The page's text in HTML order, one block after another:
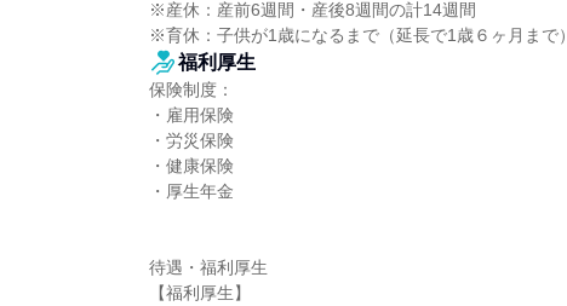
※産休：産前6週間・産後8週間の計14週間
※育休：子供が1歳になるまで（延長で1歳６ヶ月まで）
福利厚生
保険制度：
・雇用保険
・労災保険
・健康保険
・厚生年金
待遇・福利厚生
【福利厚生】